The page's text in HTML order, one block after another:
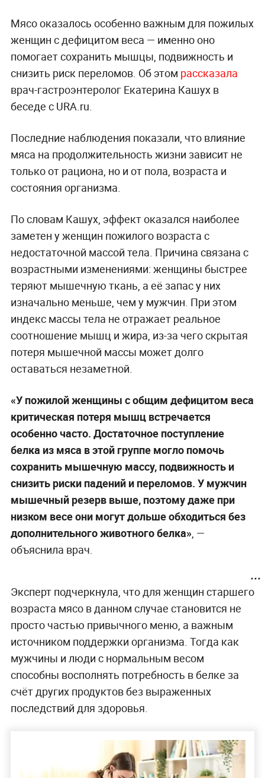
Мясо оказалось особенно важным для пожилых
женщин с дефицитом веса — именно оно
помогает сохранить мышцы, подвижность и
снизить риск переломов. Об этом рассказала
врач-гастроэнтеролог Екатерина Кашух в
беседе с URA.ru.
Последние наблюдения показали, что влияние
мяса на продолжительность жизни зависит не
только от рациона, но и от пола, возраста и
состояния организма.
По словам Кашух, эффект оказался наиболее
заметен у женщин пожилого возраста с
недостаточной массой тела. Причина связана с
возрастными изменениями: женщины быстрее
теряют мышечную ткань, а её запас у них
изначально меньше, чем у мужчин. При этом
индекс массы тела не отражает реальное
соотношение мышц и жира, из-за чего скрытая
потеря мышечной массы может долго
оставаться незаметной.
«У пожилой женщины с общим дефицитом веса
критическая потеря мышц встречается
особенно часто. Достаточное поступление
белка из мяса в этой группе могло помочь
сохранить мышечную массу, подвижность и
снизить риски падений и переломов. У мужчин
мышечный резерв выше, поэтому даже при
низком весе они могут дольше обходиться без
дополнительного животного белка», —
объяснила врач.
Эксперт подчеркнула, что для женщин старшего
возраста мясо в данном случае становится не
просто частью привычного меню, а важным
источником поддержки организма. Тогда как
мужчины и люди с нормальным весом
способны восполнять потребность в белке за
счёт других продуктов без выраженных
последствий для здоровья.